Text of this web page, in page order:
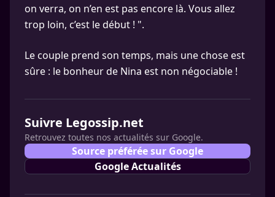
on verra, on n’en est pas encore là. Vous allez
trop loin, c’est le début ! ".
Le couple prend son temps, mais une chose est
sûre : le bonheur de Nina est non négociable !
Suivre Legossip.net
Retrouvez toutes nos actualités sur Google.
Source préférée sur Google
Google Actualités